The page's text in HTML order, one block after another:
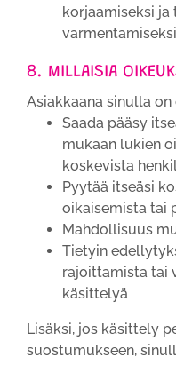
korjaamiseksi
varmentamiseksi
8. MILLAISIA
Asiakkaana sinulla on
Saada pääsy
mukaan lukien
koskevista
Pyytää itseäsi
oikaisemista tai
Mahdollisuus
Tietyin
rajoittamista tai
käsittelyä
Lisäksi, jos käsittely
suostumukseen,